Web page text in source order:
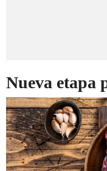
Nueva etapa